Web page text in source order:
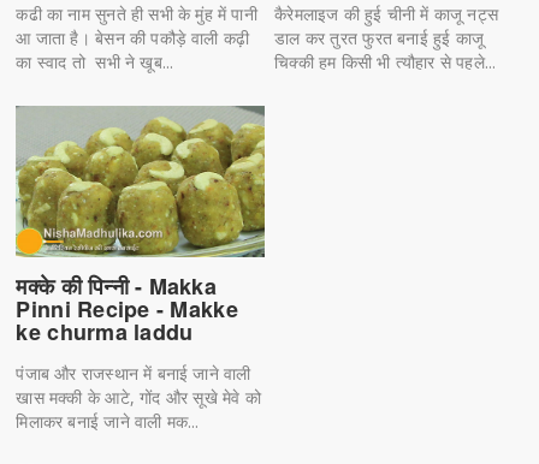
कढी का नाम सुनते ही सभी के मुंह में पानी
आ जाता है। बेसन की पकौड़े वाली कढ़ी
का स्वाद तो सभी ने खूब...
कैरेमलाइज की हुई चीनी में काजू नट्स
डाल कर तुरत फुरत बनाई हुई काजू
चिक्की हम किसी भी त्यौहार से पहले...
मक्के की पिन्नी - Makka
Pinni Recipe - Makke
ke churma laddu
पंजाब और राजस्थान में बनाई जाने वाली
खास मक्की के आटे, गोंद और सूखे मेवे को
मिलाकर बनाई जाने वाली मक...